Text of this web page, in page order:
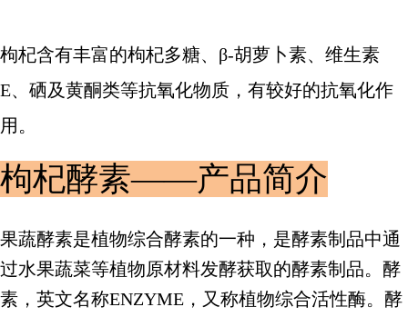
枸杞含有丰富的枸杞多糖、β-胡萝卜素、维生素
E、硒及黄酮类等抗氧化物质，有较好的抗氧化作
用。
枸杞酵素——产品简介
果蔬酵素是植物综合酵素的一种，是酵素制品中通
过水果蔬菜等植物原材料发酵获取的酵素制品。酵
素，英文名称ENZYME，又称植物综合活性酶。酵